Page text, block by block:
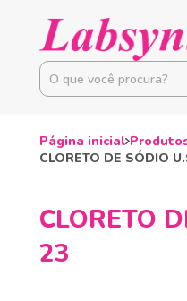
Página inicial
CLORETO DE SÓDIO
CLORETO
23